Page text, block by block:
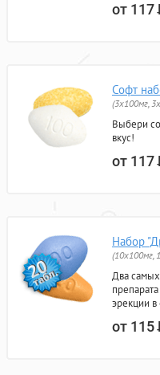
от 117
Софт
(3x100мг,
Выбери
вкус!
от 117
Набор
(10x100мг,
Два
эрекции
от 115